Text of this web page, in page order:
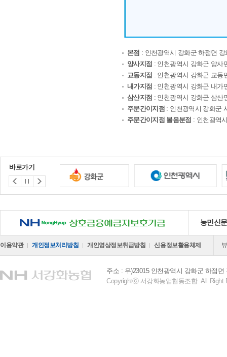
본점 : 인천광역시 강화군 하점면 강
양사지점 : 인천광역시 강화군 양사
교동지점 : 인천광역시 강화군 교동
내가지점 : 인천광역시 강화군 내가
삼산지점 : 인천광역시 강화군 삼산
주문간이지점 : 인천광역시 강화군
주문간이지점 볼음분점 : 인천광역
바로가기
NH 상호금융예금자보호기금 농민신
이용약관 개인정보처리방침 개인영상정보취급방침 신용정보활용체제
주소 : 우)23015 인천광역시 강화군 하점면
Copyrightⓒ 서강화농업협동조합. All Right